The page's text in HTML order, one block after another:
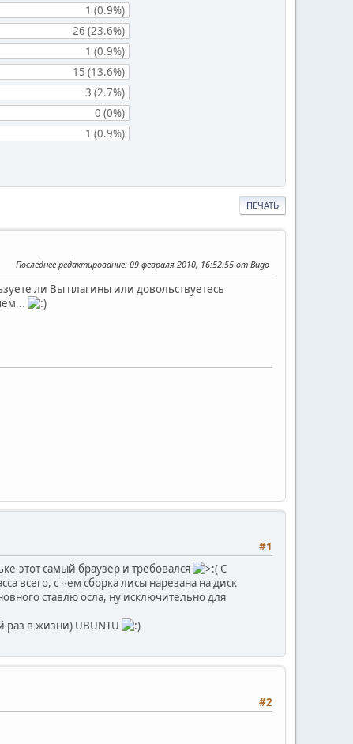
1 (0.9%)
26 (23.6%)
1 (0.9%)
15 (13.6%)
3 (2.7%)
0 (0%)
1 (0.9%)
ПЕЧАТЬ
Последнее редактирование: 09 февраля 2010, 16:52:55 от Bugo
ли Вы плагины или довольствуетесь
#1
этот самый браузер и требовался
С
всего, с чем сборка лисы нарезана на диск
ставлю осла, ну исключительно для
раз в жизни) UBUNTU
#2